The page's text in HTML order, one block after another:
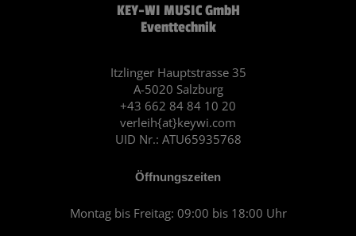
KEY-WI MUSIC GmbH
Eventtechnik
Itzlinger Hauptstrasse 35
A-5020 Salzburg
+43 662 84 84 10 20
verleih{at}keywi.com
UID Nr.: ATU65935768
Öffnungszeiten
Montag bis Freitag: 09:00 bis 18:00 Uhr